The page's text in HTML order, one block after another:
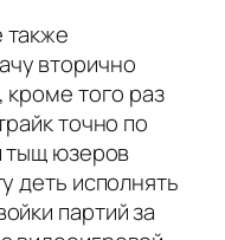
вторично
кроме того раз
точно по
тыщ юзеров
деть исполнять
партий за